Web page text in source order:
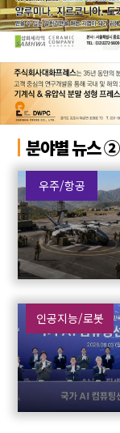
분야별 뉴스 ②
우주/항공
인공지능/로봇